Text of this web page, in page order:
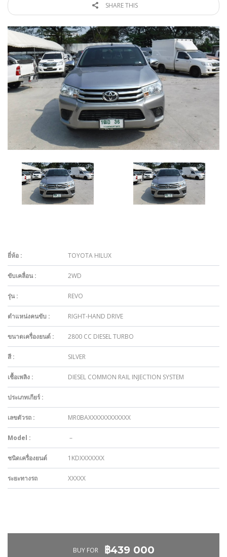
SHARE THIS
ยี่ห้อ : TOYOTA HILUX
ขับเคลื่อน : 2WD
รุ่น : REVO
ตำแหน่งคนขับ : RIGHT-HAND DRIVE
ขนาดเครื่องยนต์ : 2800 CC DIESEL TURBO
สี : SILVER
เชื้อเพลิง : DIESEL COMMON RAIL INJECTION SYSTEM
ประเภทเกียร์ :
เลขตัวรถ : MR0BAXXXXXXXXXXXX
Model : –
ชนิดเครื่องยนต์ 1KDXXXXXXX
ระยะทางรถ XXXXX
BUY FOR ‎฿439 000